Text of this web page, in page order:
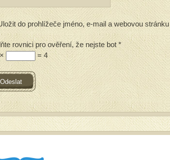
do prohlížeče jméno, e-mail a webovou
rovnici pro ověření, že nejste bot *
= 4